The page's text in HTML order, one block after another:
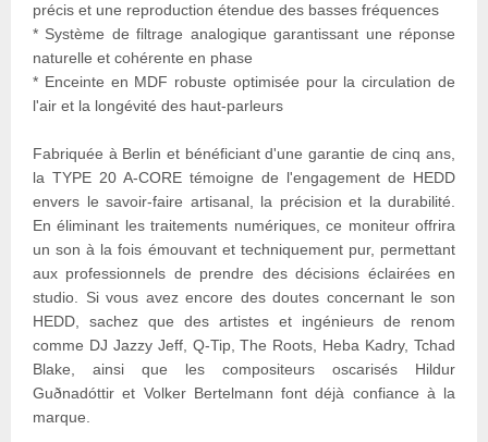
précis et une reproduction étendue des basses fréquences
* Système de filtrage analogique garantissant une réponse
naturelle et cohérente en phase
* Enceinte en MDF robuste optimisée pour la circulation de
l'air et la longévité des haut-parleurs
Fabriquée à Berlin et bénéficiant d'une garantie de cinq ans,
la TYPE 20 A-CORE témoigne de l'engagement de HEDD
envers le savoir-faire artisanal, la précision et la durabilité.
En éliminant les traitements numériques, ce moniteur offrira
un son à la fois émouvant et techniquement pur, permettant
aux professionnels de prendre des décisions éclairées en
studio. Si vous avez encore des doutes concernant le son
HEDD, sachez que des artistes et ingénieurs de renom
comme DJ Jazzy Jeff, Q-Tip, The Roots, Heba Kadry, Tchad
Blake, ainsi que les compositeurs oscarisés Hildur
Guðnadóttir et Volker Bertelmann font déjà confiance à la
marque.